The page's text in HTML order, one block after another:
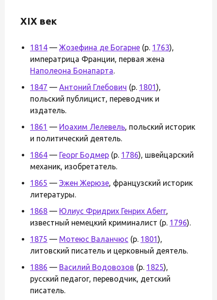
XIX век
1814 — Жозефина де Богарне (р. 1763),
императрица Франции, первая жена
Наполеона Бонапарта.
1847 — Антоний Глебович (р. 1801),
польский публицист, переводчик и
издатель.
1861 — Иоахим Лелевель, польский историк
и политический деятель.
1864 — Георг Бодмер (р. 1786), швейцарский
механик, изобретатель.
1865 — Эжен Жерюзе, французский историк
литературы.
1868 — Юлиус Фридрих Генрих Абегг,
известный немецкий криминалист (р. 1796).
1875 — Мотеюс Валанчюс (р. 1801),
литовский писатель и церковный деятель.
1886 — Василий Водовозов (р. 1825),
русский педагог, переводчик, детский
писатель.